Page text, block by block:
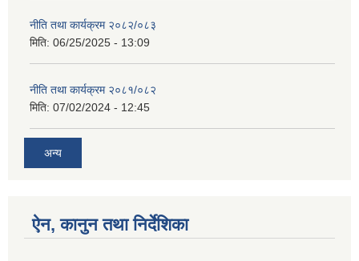
नीति तथा कार्यक्रम २०८२/०८३
मिति: 06/25/2025 - 13:09
नीति तथा कार्यक्रम २०८१/०८२
मिति: 07/02/2024 - 12:45
अन्य
ऐन, कानुन तथा निर्देशिका